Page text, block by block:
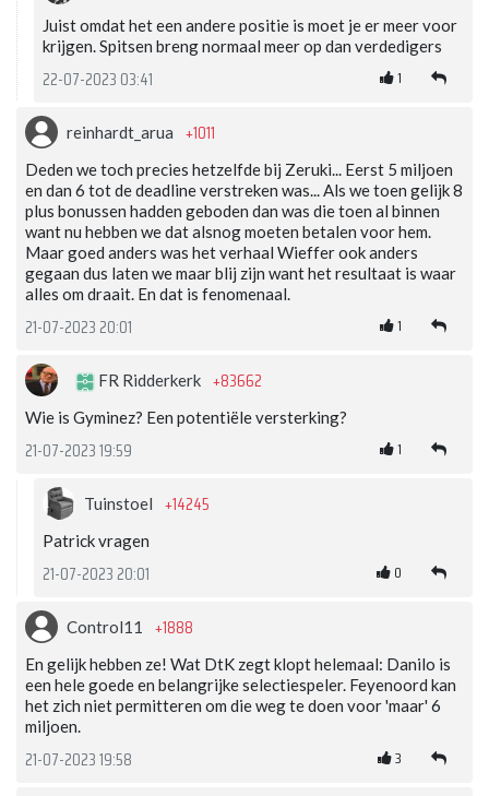
Juist omdat het een andere positie is moet je er meer voor
krijgen. Spitsen breng normaal meer op dan verdedigers
22-07-2023 03:41 1
reinhardt_arua +1011
Deden we toch precies hetzelfde bij Zeruki... Eerst 5 miljoen
en dan 6 tot de deadline verstreken was... Als we toen gelijk 8
plus bonussen hadden geboden dan was die toen al binnen
want nu hebben we dat alsnog moeten betalen voor hem.
Maar goed anders was het verhaal Wieffer ook anders
gegaan dus laten we maar blij zijn want het resultaat is waar
alles om draait. En dat is fenomenaal.
21-07-2023 20:01 1
FR Ridderkerk +83662
Wie is Gyminez? Een potentiële versterking?
21-07-2023 19:59 1
Tuinstoel +14245
Patrick vragen
21-07-2023 20:01 0
Control11 +1888
En gelijk hebben ze! Wat DtK zegt klopt helemaal: Danilo is
een hele goede en belangrijke selectiespeler. Feyenoord kan
het zich niet permitteren om die weg te doen voor 'maar' 6
miljoen.
21-07-2023 19:58 3